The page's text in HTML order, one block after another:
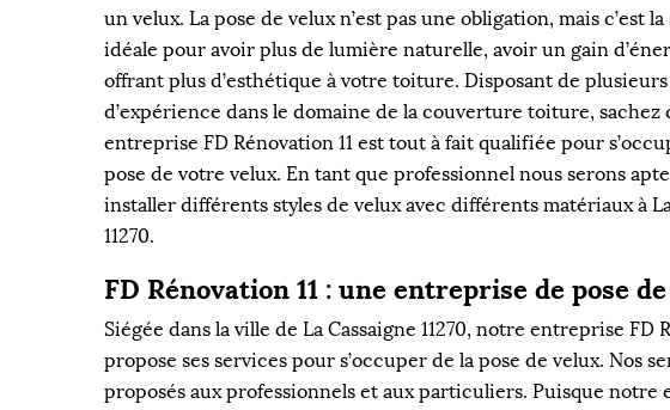
un velux. La pose de velux n’est pas une obligation, mais c’est
idéale pour avoir plus de lumière naturelle, avoir un gain
offrant plus d’esthétique à votre toiture. Disposant de plusieurs
d’expérience dans le domaine de la couverture toiture, sachez
entreprise FD Rénovation 11 est tout à fait qualifiée pour
pose de votre velux. En tant que professionnel nous serons
installer différents styles de velux avec différents matériaux à
11270.
FD Rénovation 11 : une entreprise de pose
Siégée dans la ville de La Cassaigne 11270, notre entreprise FD
propose ses services pour s’occuper de la pose de velux. Nos
proposés aux professionnels et aux particuliers. Puisque notre